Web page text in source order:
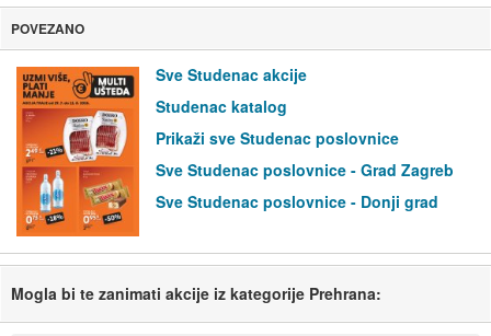
POVEZANO
Sve Studenac akcije
Studenac katalog
Prikaži sve Studenac poslovnice
Sve Studenac poslovnice - Grad Zagreb
Sve Studenac poslovnice - Donji grad
Mogla bi te zanimati akcije iz kategorije Prehrana: